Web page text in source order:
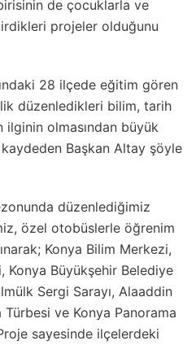
de çocuklarla ve
projeler olduğunu
28 ilçede eğitim gören
düzenledikleri bilim, tarih
olmasından büyük
Başkan Altay şöyle
düzenlediğimiz
özel otobüslerle öğrenim
Konya Bilim Merkezi,
Konya Büyükşehir Belediye
Sergi Sarayı, Alaaddin
ve Konya Panorama
sayesinde ilçelerdeki